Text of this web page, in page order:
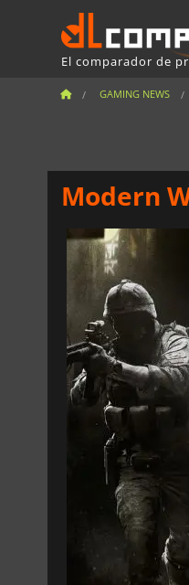
El comparador de
GAMING NEWS
Modern